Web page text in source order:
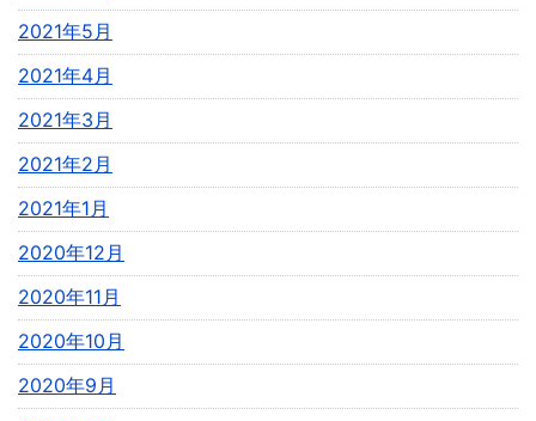
2021年5月
2021年4月
2021年3月
2021年2月
2021年1月
2020年12月
2020年11月
2020年10月
2020年9月